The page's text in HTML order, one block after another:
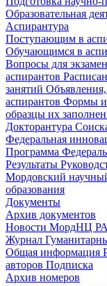
Образовательная
Аспирантура
Поступающим в
Обучающимся в
Вопросы для
аспирантов
занятий
аспирантов Формы
образцы их
Докторантура
Федеральная
Программа
Результаты
Мордовский
образования
Документы
Архив документов
Новости МордНЦ
Журнал
Общая информация
авторов Подписка
Архив номеров